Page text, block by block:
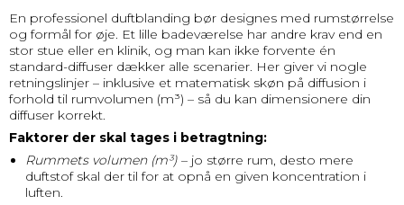
En professionel duftblanding bør designes med rumstørrelse
og formål for øje. Et lille badeværelse har andre krav end en
stor stue eller en klinik, og man kan ikke forvente én
standard-diffuser dækker alle scenarier. Her giver vi nogle
retningslinjer – inklusive et matematisk skøn på diffusion i
forhold til rumvolumen (m³) – så du kan dimensionere din
diffuser korrekt.
Faktorer der skal tages i betragtning:
Rummets volumen (m³)– jo større rum, desto mere
duftstof skal der til for at opnå en given koncentration i
luften.